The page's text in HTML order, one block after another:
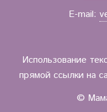
E-mail:
Использование
прямой ссылки на
©